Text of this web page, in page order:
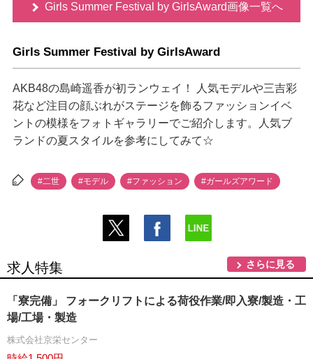
Girls Summer Festival by GirlsAward画像一覧へ
Girls Summer Festival by GirlsAward
AKB48の島崎遥香が初ランウェイ！ 人気モデルや三吉彩
花など注目の顔ぶれがステージを飾るファッションイベ
ントの模様をフォトギャラリーでご紹介します。人気ブ
ランドの夏スタイルを参考にしてみて☆
#二世 #モデル #ファッション #ガールズアワード
求人特集 さらに見る
「寮完備」 フォークリフトによる荷役作業/即入寮/製造・工
場/工場・製造
株式会社京栄センター